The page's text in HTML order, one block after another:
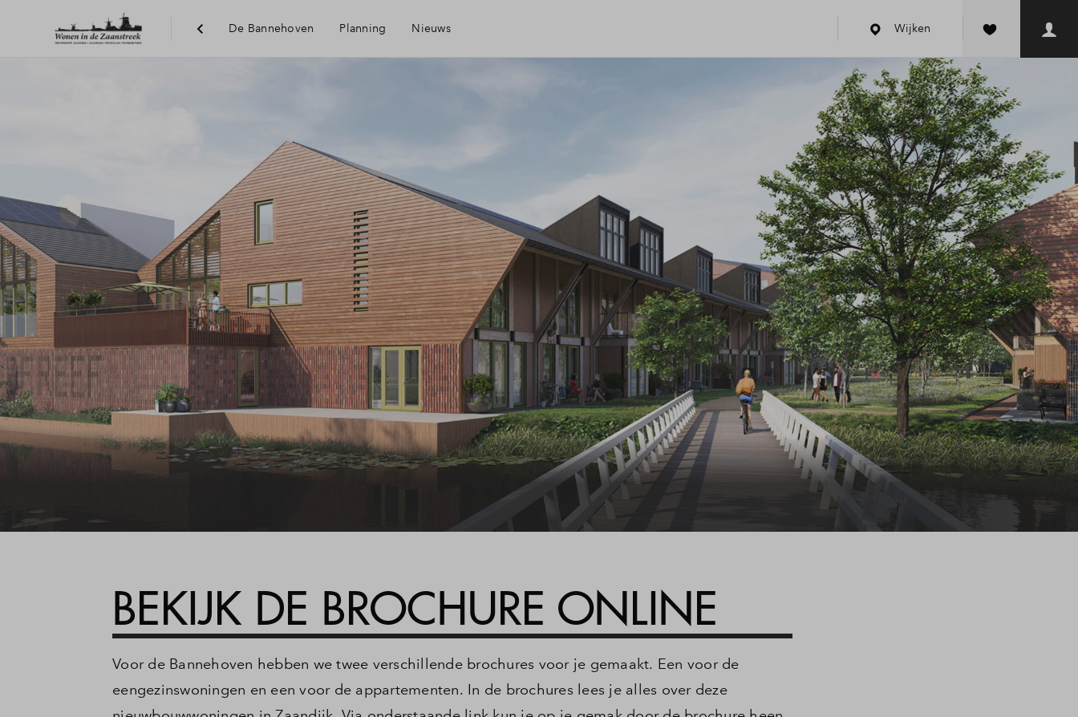
De Bannehoven Planning Nieuws Wijken
BEKIJK DE BROCHURE ONLINE
Voor de Bannehoven hebben we twee verschillende brochures voor je gemaakt. Een voor de
eengezinswoningen en een voor de appartementen. In de brochures lees je alles over deze